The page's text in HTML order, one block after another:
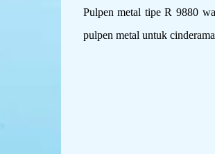
Pulpen metal tipe R 9880
pulpen metal untuk